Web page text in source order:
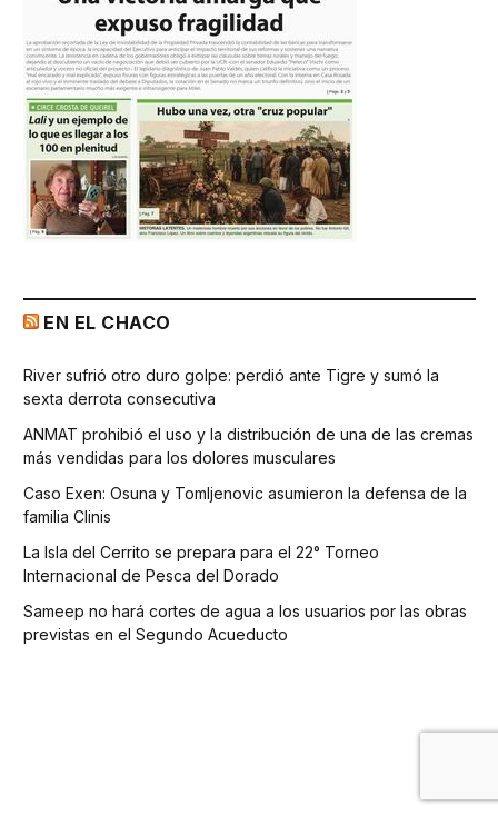
EN EL CHACO
River sufrió otro duro golpe: perdió ante Tigre y sumó la
sexta derrota consecutiva
ANMAT prohibió el uso y la distribución de una de las cremas
más vendidas para los dolores musculares
Caso Exen: Osuna y Tomljenovic asumieron la defensa de la
familia Clinis
La Isla del Cerrito se prepara para el 22° Torneo
Internacional de Pesca del Dorado
Sameep no hará cortes de agua a los usuarios por las obras
previstas en el Segundo Acueducto